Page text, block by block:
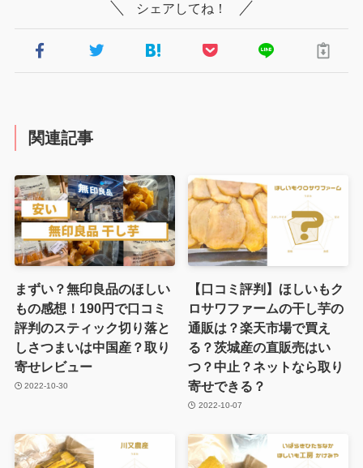
シェアしてね！
関連記事
まずい？無印良品のほしい
もの感想！190円で口コミ
評判のスティック切り落と
しさつまいは中国産？取り
寄せレビュー
2022-10-30
【口コミ評判】ほしいもク
ロサワファームの干し芋の
通販は？楽天市場で買え
る？茨城産の直販売はい
つ？中止？ネットなら取り
寄せできる？
2022-10-07